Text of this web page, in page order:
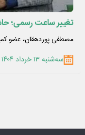
تغییر ساعت رسمی؛
مصطفی پوردهقان، عضو
سه‌شنبه ۱۳ خرداد ۱۴۰۴